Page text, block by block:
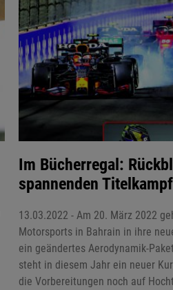
Im Bücherregal:
spannenden Titelkampf
13.03.2022 - Am 20. März 2022
Motorsports in Bahrain in ihre
ein geändertes Aerodynamik-
steht in diesem Jahr ein neuer
die Vorbereitungen noch auf